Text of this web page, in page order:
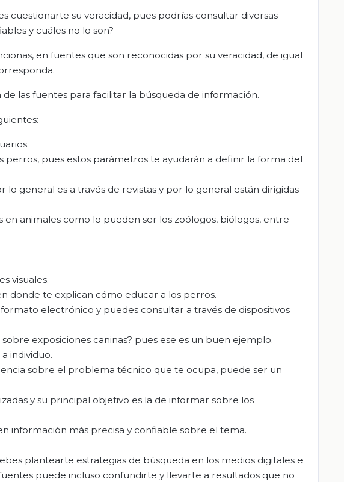
cuestionarte su veracidad, pues podrías consultar diversas
y cuáles no lo son?
en fuentes que son reconocidas por su veracidad, de igual
las fuentes para facilitar la búsqueda de información.
perros, pues estos parámetros te ayudarán a definir la forma del
general es a través de revistas y por lo general están dirigidas
en animales como lo pueden ser los zoólogos, biólogos, entre
visuales.
donde te explican cómo educar a los perros.
electrónico y puedes consultar a través de dispositivos
exposiciones caninas? pues ese es un buen ejemplo.
individuo.
sobre el problema técnico que te ocupa, puede ser un
y su principal objetivo es la de informar sobre los
información más precisa y confiable sobre el tema.
plantearte estrategias de búsqueda en los medios digitales e
puede incluso confundirte y llevarte a resultados que no